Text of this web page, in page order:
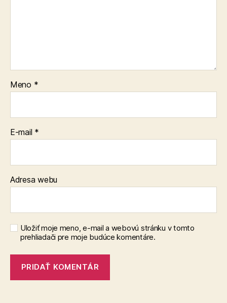
Meno *
E-mail *
Adresa webu
Uložiť moje meno, e-mail a webovú stránku v tomto
prehliadači pre moje budúce komentáre.